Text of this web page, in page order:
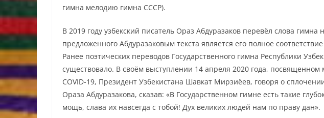
гимна мелодию гимна СССР).
В 2019 году узбекский писатель Ораз Абдуразаков перевёл слова
предложенного Абдуразаковым текста является его полное
Ранее поэтических переводов Государственного гимна Республики
существовало. В своём выступлении 14 апреля 2020 года,
COVID-19, Президент Узбекистана Шавкат Мирзиёев, говоря о
Ораза Абдуразакова, сказав: «В Государственном гимне есть такие
мощь, слава их навсегда с тобой! Дух великих людей нам по праву дан».